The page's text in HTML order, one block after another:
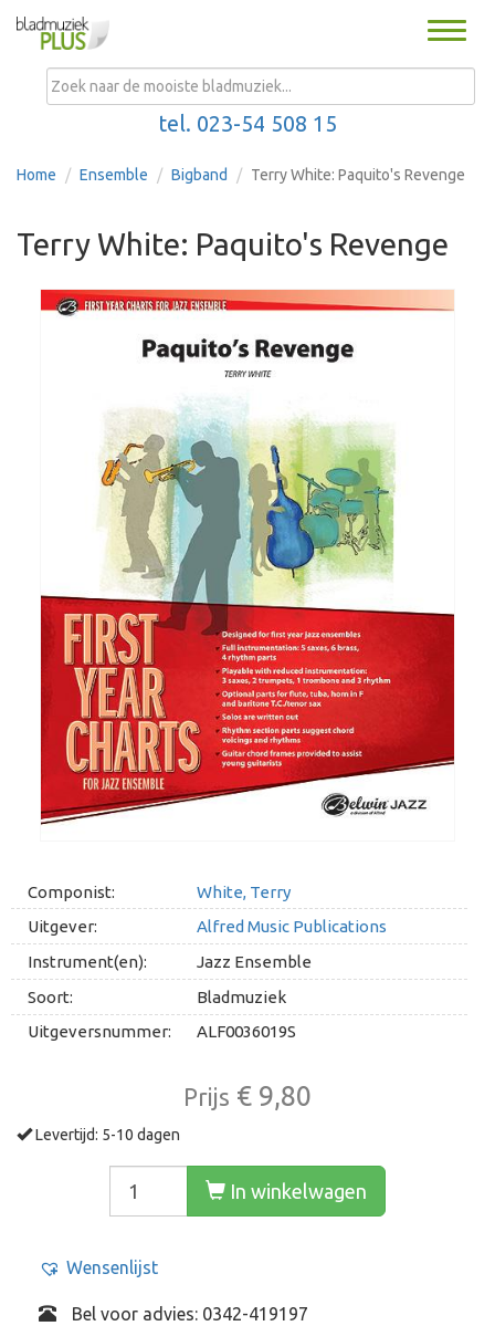
Toggle
tel. 023-54 508 15
MENU
Home Ensemble Bigband Terry White: Paquito's Revenge
Terry White: Paquito's Revenge
Componist:
White, Terry
Uitgever:
Alfred Music Publications
Instrument(en):
Jazz Ensemble
Soort:
Bladmuziek
Uitgeversnummer:
ALF0036019S
Prijs € 9,80
Levertijd: 5-10 dagen
In winkelwagen
Wensenlijst
Bel voor advies: 0342-419197